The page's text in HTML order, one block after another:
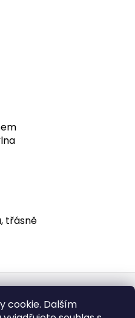
cookie. Dalším
třásně
Vrácení zboží